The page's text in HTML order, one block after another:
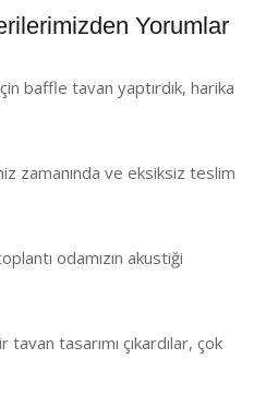
Yorumlar
baffle tavan yaptırdık, harika
zamanında ve eksiksiz teslim
odamızın akustiği
tasarımı çıkardılar, çok